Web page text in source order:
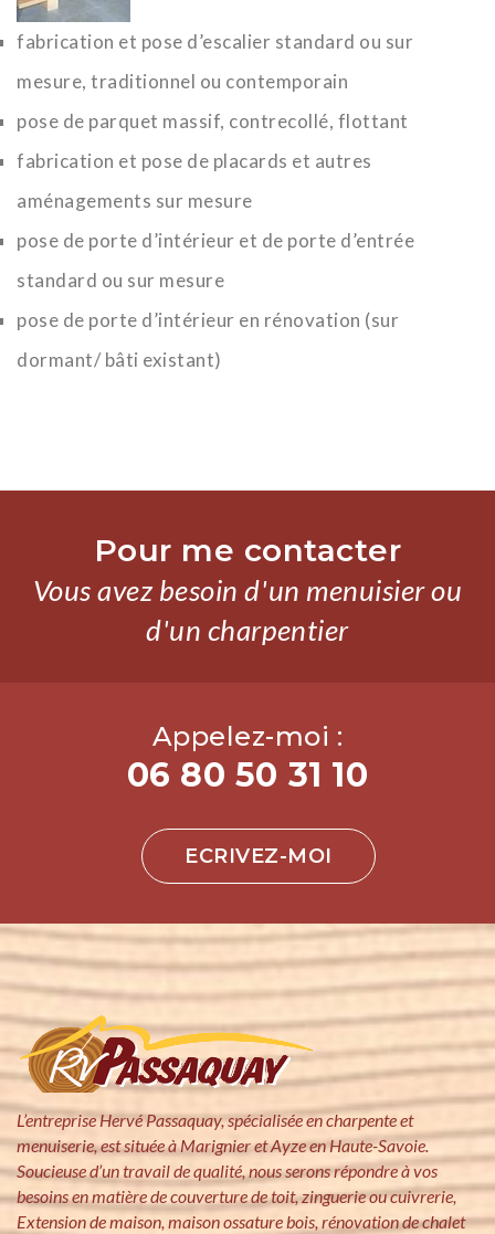
fabrication et pose d’escalier standard ou sur
mesure, traditionnel ou contemporain
pose de parquet massif, contrecollé, flottant
fabrication et pose de placards et autres
aménagements sur mesure
pose de porte d’intérieur et de porte d’entrée
standard ou sur mesure
pose de porte d’intérieur en rénovation (sur
dormant/ bâti existant)
Pour me contacter
Vous avez besoin d'un menuisier ou
d'un charpentier
Appelez-moi :
06 80 50 31 10
ECRIVEZ-MOI
L’entreprise Hervé Passaquay, spécialisée en charpente et
menuiserie, est située à Marignier et Ayze en Haute-Savoie.
Soucieuse d’un travail de qualité, nous serons répondre à vos
besoins en matière de couverture de toit, zinguerie ou cuivrerie,
Extension de maison, maison ossature bois, rénovation de chalet